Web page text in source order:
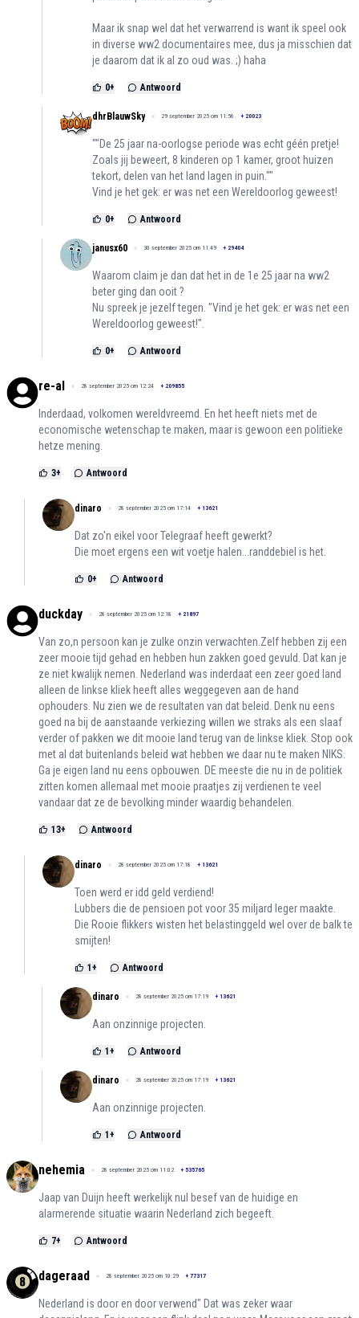
Maar ik snap wel dat het verwarrend is want ik speel ook
in diverse ww2 documentaires mee, dus ja misschien dat
je daarom dat ik al zo oud was. ;) haha
0+ Antwoord
dhrBlauwSky 29 september 2025 om 11:56 + 20023
""De 25 jaar na-oorlogse periode was echt géén pretje!
Zoals jij beweert, 8 kinderen op 1 kamer, groot huizen
tekort, delen van het land lagen in puin.""
Vind je het gek: er was net een Wereldoorlog geweest!
0+ Antwoord
janusx60 30 september 2025 om 11:49 + 29404
Waarom claim je dan dat het in de 1e 25 jaar na ww2
beter ging dan ooit ?
Nu spreek je jezelf tegen. "Vind je het gek: er was net een
Wereldoorlog geweest!".
0+ Antwoord
re-al 28 september 2025 om 12:24 + 209855
Inderdaad, volkomen wereldvreemd. En het heeft niets met de
economische wetenschap te maken, maar is gewoon een politieke
hetze mening.
3+ Antwoord
dinaro 28 september 2025 om 17:14 + 13621
Dat zo'n eikel voor Telegraaf heeft gewerkt?
Die moet ergens een wit voetje halen...randdebiel is het.
0+ Antwoord
duckday 28 september 2025 om 12:18 + 21897
Van zo,n persoon kan je zulke onzin verwachten.Zelf hebben zij een
zeer mooie tijd gehad en hebben hun zakken goed gevuld. Dat kan je
ze niet kwalijk nemen. Nederland was inderdaat een zeer goed land
alleen de linkse kliek heeft alles weggegeven aan de hand
ophouders. Nu zien we de resultaten van dat beleid. Denk nu eens
goed na bij de aanstaande verkiezing willen we straks als een slaaf
verder of pakken we dit mooie land terug van de linkse kliek. Stop ook
met al dat buitenlands beleid wat hebben we daar nu te maken NIKS.
Ga je eigen land nu eens opbouwen. DE meeste die nu in de politiek
zitten komen allemaal met mooie praatjes zij verdienen te veel
vandaar dat ze de bevolking minder waardig behandelen.
13+ Antwoord
dinaro 28 september 2025 om 17:18 + 13621
Toen werd er idd geld verdiend!
Lubbers die de pensioen pot voor 35 miljard leger maakte.
Die Rooie flikkers wisten het belastinggeld wel over de balk te
smijten!
1+ Antwoord
dinaro 28 september 2025 om 17:19 + 13621
Aan onzinnige projecten.
1+ Antwoord
dinaro 28 september 2025 om 17:19 + 13621
Aan onzinnige projecten.
1+ Antwoord
nehemia 28 september 2025 om 11:02 + 535765
Jaap van Duijn heeft werkelijk nul besef van de huidige en
alarmerende situatie waarin Nederland zich begeeft.
7+ Antwoord
dageraad 28 september 2025 om 10:29 + 77317
Nederland is door en door verwend" Dat was zeker waar